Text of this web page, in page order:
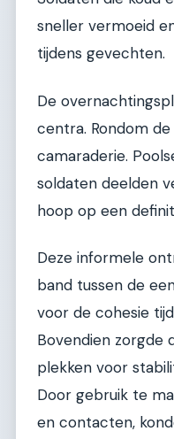
sneller vermoeid
tijdens gevechten.
De
centra. Rondom
camaraderie.
soldaten deelden
hoop op een
Deze informele
band tussen de
voor de cohesie
Bovendien zorgde
plekken voor
Door gebruik te
en contacten,